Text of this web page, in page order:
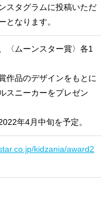
スタグラムに投稿いただ
となります。
〈ムーンスター賞〉各1
作品のデザインをもとに
スニーカーをプレゼン
年4月中旬を予定。
kidzania/award2